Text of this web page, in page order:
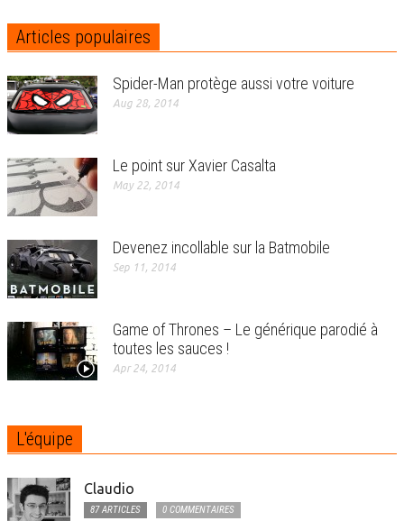
Articles populaires
Spider-Man protège aussi votre voiture
Aug 28, 2014
Le point sur Xavier Casalta
May 22, 2014
Devenez incollable sur la Batmobile
Sep 11, 2014
Game of Thrones – Le générique parodié à
toutes les sauces !
Apr 24, 2014
L'équipe
Claudio
87 ARTICLES
0 COMMENTAIRES